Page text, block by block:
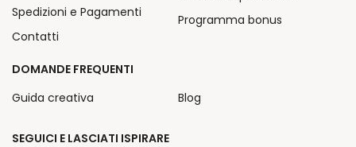
SEGUICI E LASCIATI ISPIRARE
Spedizioni e Pagamenti
Contatti
Programma bonus
DOMANDE FREQUENTI
Guida creativa
Blog